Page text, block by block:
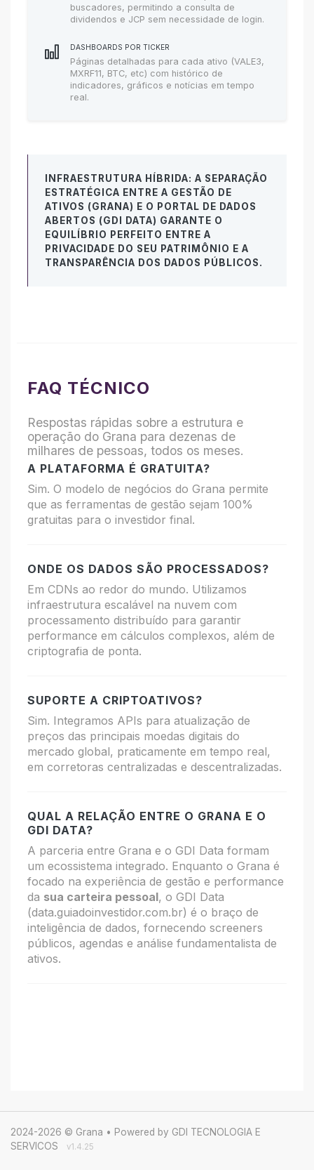
buscadores, permitindo a consulta de
dividendos e JCP sem necessidade de login.
DASHBOARDS POR TICKER
Páginas detalhadas para cada ativo (VALE3,
MXRF11, BTC, etc) com histórico de
indicadores, gráficos e notícias em tempo
real.
INFRAESTRUTURA HÍBRIDA: A SEPARAÇÃO
ESTRATÉGICA ENTRE A GESTÃO DE
ATIVOS (GRANA) E O PORTAL DE DADOS
ABERTOS (GDI DATA) GARANTE O
EQUILÍBRIO PERFEITO ENTRE A
PRIVACIDADE DO SEU PATRIMÔNIO E A
TRANSPARÊNCIA DOS DADOS PÚBLICOS.
FAQ TÉCNICO
Respostas rápidas sobre a estrutura e
operação do Grana para dezenas de
milhares de pessoas, todos os meses.
A PLATAFORMA É GRATUITA?
Sim. O modelo de negócios do Grana permite
que as ferramentas de gestão sejam 100%
gratuitas para o investidor final.
ONDE OS DADOS SÃO PROCESSADOS?
Em CDNs ao redor do mundo. Utilizamos
infraestrutura escalável na nuvem com
processamento distribuído para garantir
performance em cálculos complexos, além de
criptografia de ponta.
SUPORTE A CRIPTOATIVOS?
Sim. Integramos APIs para atualização de
preços das principais moedas digitais do
mercado global, praticamente em tempo real,
em corretoras centralizadas e descentralizadas.
QUAL A RELAÇÃO ENTRE O GRANA E O
GDI DATA?
A parceria entre Grana e o GDI Data formam
um ecossistema integrado. Enquanto o Grana é
focado na experiência de gestão e performance
da sua carteira pessoal, o GDI Data
(data.guiadoinvestidor.com.br) é o braço de
inteligência de dados, fornecendo screeners
públicos, agendas e análise fundamentalista de
ativos.
2024-2026 © Grana • Powered by GDI TECNOLOGIA E
SERVICOS
v1.4.25